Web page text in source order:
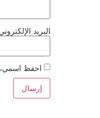
البريد
احفظ اسمي،